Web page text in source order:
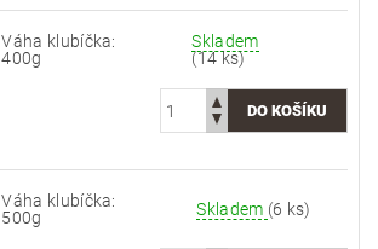
Váha klubíčka:
400g
Skladem
(14 ks)
Váha klubíčka:
500g
Skladem (6 ks)